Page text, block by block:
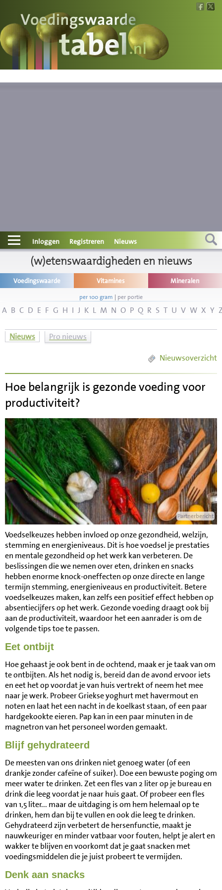
Voedingswaarde
Wat is wat?
Contact
Informatie
Disclaimer
Inloggen Registreren Nieuws
(w)etenswaardigheden en nieuws
Voedingswaarde Vitamines Mineralen
per 100 gram | per portie
A B C D E F G H I J K L M N O P Q R S T U V W X Y
Nieuws Pro nieuws
Nieuwsoverzicht
Hoe belangrijk is gezonde voeding voor
productiviteit?
Partnerbericht
Voedselkeuzes hebben invloed op onze gezondheid, welzijn,
stemming en energieniveaus. Dit is hoe voedsel je prestaties
en mentale gezondheid op het werk kan verbeteren. De
beslissingen die we nemen over eten, drinken en snacks
hebben enorme knock-oneffecten op onze directe en lange
termijn stemming, energieniveaus en productiviteit. Betere
voedselkeuzes maken, kan zelfs een positief effect hebben op
absentiecijfers op het werk. Gezonde voeding draagt ook bij
aan de productiviteit, waardoor het een aanrader is om de
volgende tips toe te passen.
Eet ontbijt
Hoe gehaast je ook bent in de ochtend, maak er je taak van om
te ontbijten. Als het nodig is, bereid dan de avond ervoor iets
en eet het op voordat je van huis vertrekt of neem het mee
naar je werk. Probeer Griekse yoghurt met havermout en
noten en laat het een nacht in de koelkast staan, of een paar
hardgekookte eieren. Pap kan in een paar minuten in de
magnetron van het personeel worden gemaakt.
Blijf gehydrateerd
De meesten van ons drinken niet genoeg water (of een
drankje zonder cafeïne of suiker). Doe een bewuste poging om
meer water te drinken. Zet een fles van 2 liter op je bureau en
drink die leeg voordat je naar huis gaat. Of probeer een fles
van 1,5 liter... maar de uitdaging is om hem helemaal op te
drinken, hem dan bij te vullen en ook die leeg te drinken.
Gehydrateerd zijn verbetert de hersenfunctie, maakt je
nauwkeuriger en minder vatbaar voor fouten, helpt je alert en
wakker te blijven en voorkomt dat je gaat snacken met
voedingsmiddelen die je juist probeert te vermijden.
Denk aan snacks